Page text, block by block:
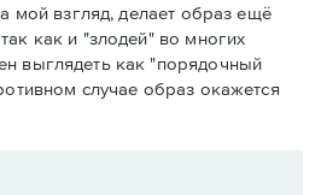
мой взгляд, делает образ ещё
как и "злодей" во многих
выглядеть как "порядочный
случае образ окажется